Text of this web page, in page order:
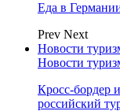
Еда в
Prev Next
Новости
Новости
Кросс-бордер
российский